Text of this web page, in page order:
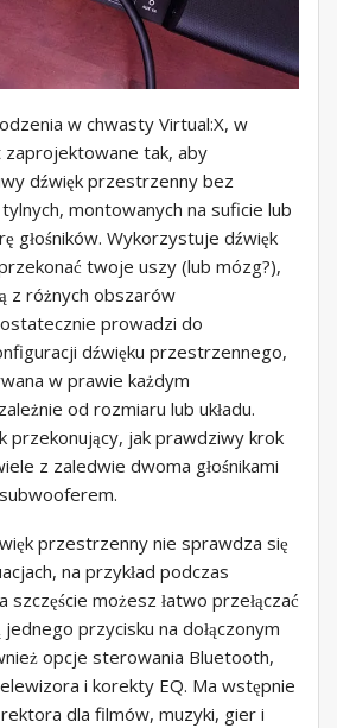
w chwasty Virtual:X, w
tak, aby
dźwięk przestrzenny bez
montowanych na suficie lub
głośników. Wykorzystuje dźwięk
twoje uszy (lub mózg?),
z różnych obszarów
prowadzi do
dźwięku przestrzennego,
w prawie każdym
od rozmiaru lub układu.
przekonujący, jak prawdziwy krok
z zaledwie dwoma głośnikami
przestrzenny nie sprawdza się
na przykład podczas
szczęście możesz łatwo przełączać
przycisku na dołączonym
opcje sterowania Bluetooth,
i korekty EQ. Ma wstępnie
dla filmów, muzyki, gier i